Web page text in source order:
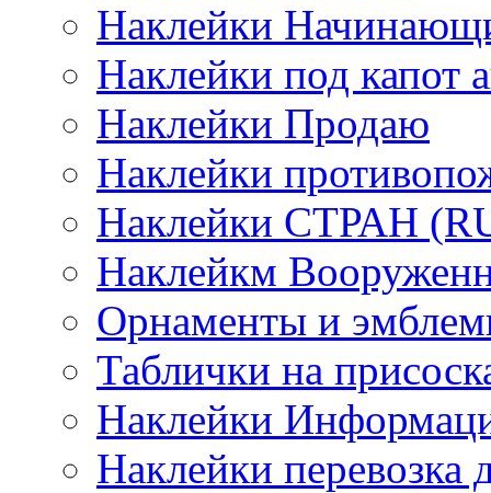
Наклейки
Наклейки под капот
Наклейки Продаю
Наклейки
Наклейки СТРАН
Наклейкм
Орнаменты и
Таблички на
Наклейки
Наклейки перевозка